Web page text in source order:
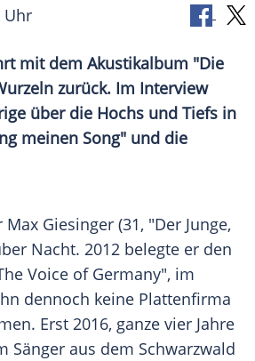
Uhr
mit dem Akustikalbum "Die
zurück. Im Interview
über die Hochs und Tiefs in
meinen Song" und die
Max Giesinger (31, "Der Junge,
Nacht. 2012 belegte er den
Voice of Germany", im
dennoch keine Plattenfirma
Erst 2016, ganze vier Jahre
Sänger aus dem Schwarzwald